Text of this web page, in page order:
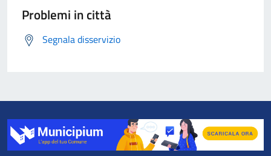
Problemi in città
Segnala disservizio